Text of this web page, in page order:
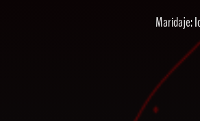
Maridaje: